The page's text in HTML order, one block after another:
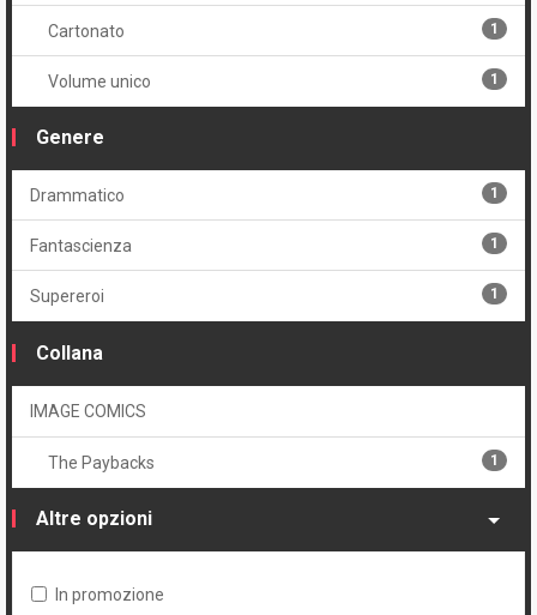
Cartonato 1
Volume unico 1
Genere
Drammatico 1
Fantascienza 1
Supereroi 1
Collana
IMAGE COMICS
The Paybacks 1
Altre opzioni
In promozione